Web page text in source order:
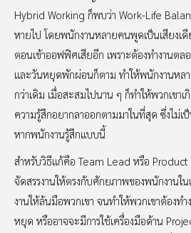
Hybrid Working ก็พบว่า Work-Life
หายไป โดยพนักงานหลายคนพูดเป็นเสียงเดี
ตอนเข้าออฟฟิศเสียอีก เพราะต้องทำงานตลอ
และวันหยุดพักผ่อนก็ตาม ทำให้พนักงานห
กว่าเดิม เมื่อสะสมไปนาน ๆ ก็ทำให้พวกเขา
ความรู้สึกอยากลาออกตามมาในที่สุด ซึ่งไม่เ
หากพนักงานรู้สึกแบบนี้
สำหรับวิธีแก้คือ Team Lead หรือ
จัดสรรงานให้ตรงกับศักยภาพของพนักงาน
งานให้ล้นมือพวกเขา จนทำให้พวกเขาต้องท
หยุด หรืออาจจะมีการใช้เครื่องมือด้าน